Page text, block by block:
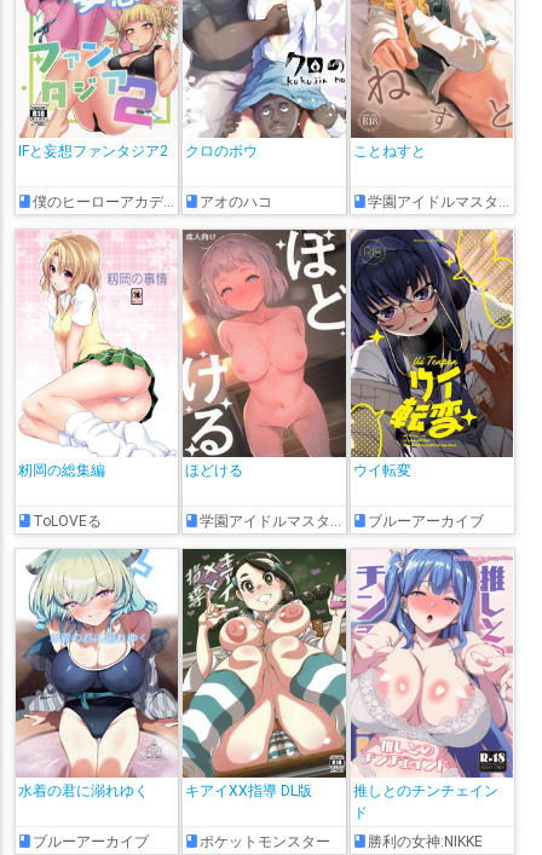
IFと妄想ファンタジア2
僕のヒーローアカデミア
クロのボウ
アオのハコ
ことねすと
学園アイドルマスター
籾岡の総集編
ToLOVEる
ほどける
学園アイドルマスター
ウイ転変
ブルーアーカイブ
水着の君に溺れゆく
ブルーアーカイブ
キアイXX指導 DL版
ポケットモンスター
推しとのチンチェイン
ド
勝利の女神:NIKKE